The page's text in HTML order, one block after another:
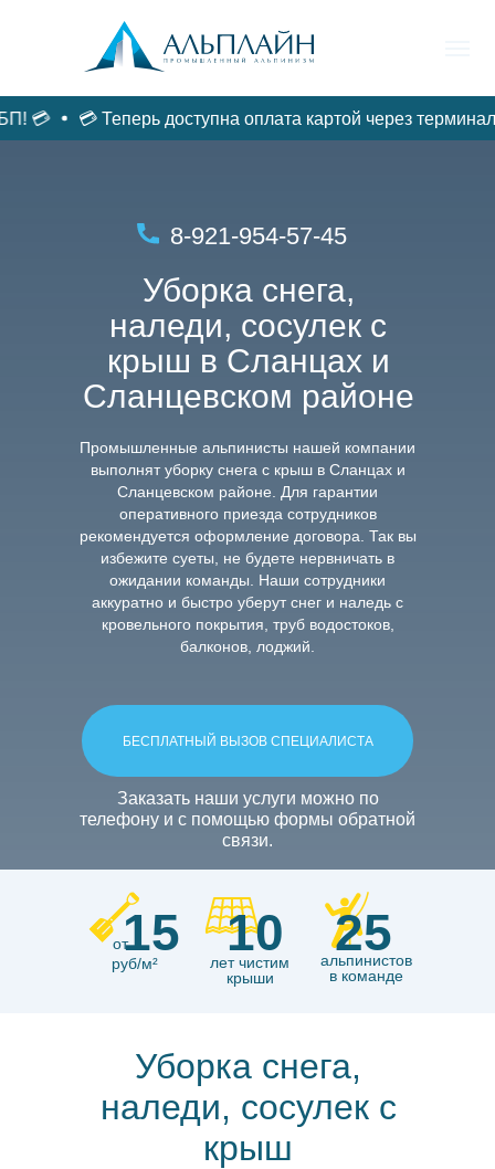
ГЛАВНАЯ ДЕРЕВЬЯ/ВАЛКА
ФАСАДЫ /
РЕМОНТ
💳 Теперь доступна оплата картой через терминал
Заказать наши услуги можно по
телефону и с помощью формы обратной
связи.
Уборка снега,
наледи, сосулек с
крыш в Сланцах и
Сланцевском районе
Промышленные альпинисты нашей компании
выполнят уборку снега с крыш в Сланцах и
Сланцевском районе. Для гарантии
оперативного приезда сотрудников
рекомендуется оформление договора. Так вы
избежите суеты, не будете нервничать в
ожидании команды. Наши сотрудники
аккуратно и быстро уберут снег и наледь с
кровельного покрытия, труб водостоков,
балконов, лоджий.
БЕСПЛАТНЫЙ ВЫЗОВ СПЕЦИАЛИСТА
15
руб/м²
10
лет чистим
крыши
25
альпинистов
в команде
от
8-921-954-57-45
Уборка снега,
наледи, сосулек с
крыш
очистка кровли от наледи
очистка водостоков промышленный